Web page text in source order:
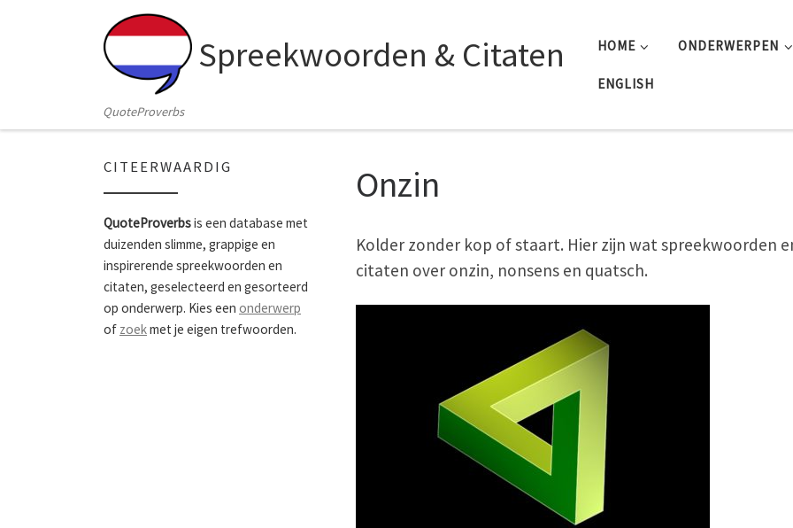
Skip to content
Spreekwoorden & Citaten
QuoteProverbs
HOME ONDERWERPEN
ENGLISH
Onzin
Kolder zonder kop of staart. Hier zijn wat spreekwoorden
citaten over onzin, nonsens en quatsch.
CITEERWAARDIG
QuoteProverbsis een database met
duizenden slimme, grappige en
inspirerende spreekwoorden en
citaten, geselecteerd en gesorteerd
op onderwerp. Kies een onderwerp
of zoekmet je eigen trefwoorden.